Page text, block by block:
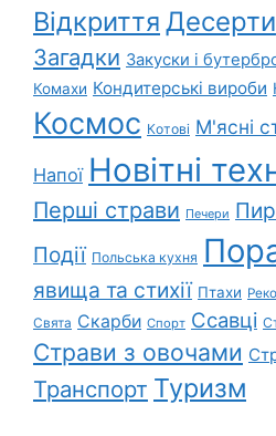
Відкриття Десерти
Загадки Закуски і
Комахи Кондитерські вироби
Космос Котові М'ясні
Напої Новітні
Перші страви Печери
Події Польська кухня
явища та стихії Птахи
Свята Скарби Спорт Ссавці
Страви з овочами
Транспорт Туризм